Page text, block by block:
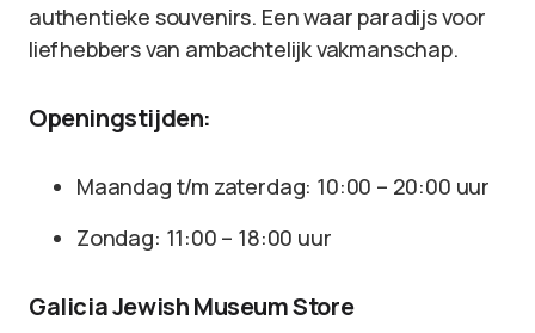
authentieke souvenirs. Een waar paradijs voor
liefhebbers van ambachtelijk vakmanschap.
Openingstijden:
Maandag t/m zaterdag: 10:00 – 20:00 uur
Zondag: 11:00 – 18:00 uur
Galicia Jewish Museum Store